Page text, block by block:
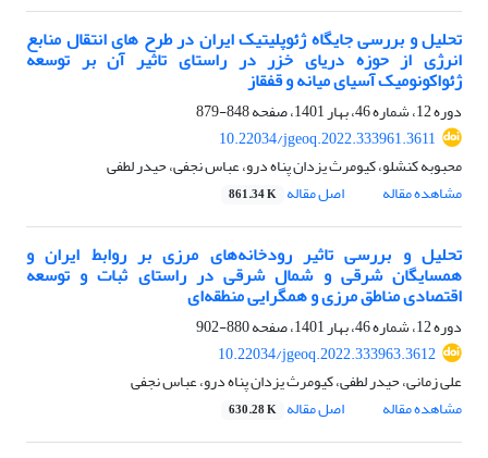
تحلیل و بررسی جایگاه ژئوپلیتیک ایران در طرح های انتقال منابع
انرژی از حوزه دریای خزر در راستای تاثیر آن بر توسعه
ژئواکونومیک آسیای میانه و قفقاز
دوره 12، شماره 46، بهار 1401، صفحه
848-879
10.22034/jgeoq.2022.333961.3611
محبوبه کنشلو، کیومرث یزدان پناه درو، عباس نجفی، حیدر لطفی
مشاهده مقاله
اصل مقاله 861.34 K
تحلیل و بررسی تاثیر رودخانه‌های مرزی بر روابط ایران و
همسایگان شرقی و شمال شرقی در راستای ثبات و توسعه
اقتصادی مناطق مرزی و همگرایی منطقه‌ای
دوره 12، شماره 46، بهار 1401، صفحه
880-902
10.22034/jgeoq.2022.333963.3612
علی زمانی، حیدر لطفی، کیومرث یزدان پناه درو، عباس نجفی
مشاهده مقاله
اصل مقاله 630.28 K